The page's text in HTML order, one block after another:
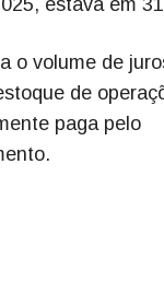
o volume de
de
paga pelo